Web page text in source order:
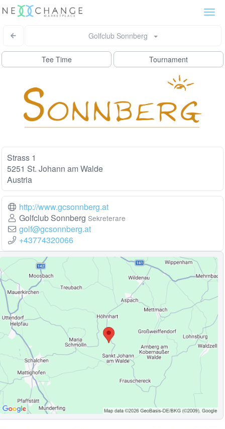
Golfclub Sonnberg
Tee Time Tournament
Strass 1
5251 St. Johann am Walde
Austria
http://www.gcsonnberg.at
Golfclub Sonnberg Sekreterare
golf@gcsonnberg.at
+43774320066